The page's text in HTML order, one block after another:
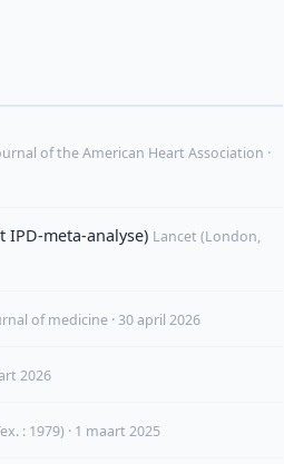
of the American Heart Association ·
meta-analyse) Lancet (London,
of medicine · 30 april 2026
2026
: 1979) · 1 maart 2025